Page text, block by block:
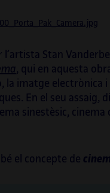
Stan
, qui en aquesta
la imatge electrònica
En el seu assaig,
sinestèsic, cinema
el concepte de